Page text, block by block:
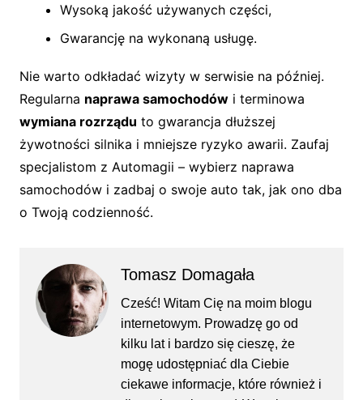
Wysoką jakość używanych części,
Gwarancję na wykonaną usługę.
Nie warto odkładać wizyty w serwisie na później.
Regularna naprawa samochodówi terminowa
wymiana rozrządu to gwarancja dłuższej
żywotności silnika i mniejsze ryzyko awarii. Zaufaj
specjalistom z Automagii – wybierz naprawa
samochodów i zadbaj o swoje auto tak, jak ono dba
o Twoją codzienność.
Tomasz Domagała
Cześć! Witam Cię na moim blogu
internetowym. Prowadzę go od
kilku lat i bardzo się cieszę, że
mogę udostępniać dla Ciebie
ciekawe informacje, które również i